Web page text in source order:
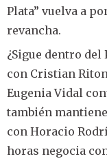
Plata” vuelva a
revancha.
¿Sigue dentro del
con Cristian
Eugenia Vidal
también
con Horacio
horas negocia